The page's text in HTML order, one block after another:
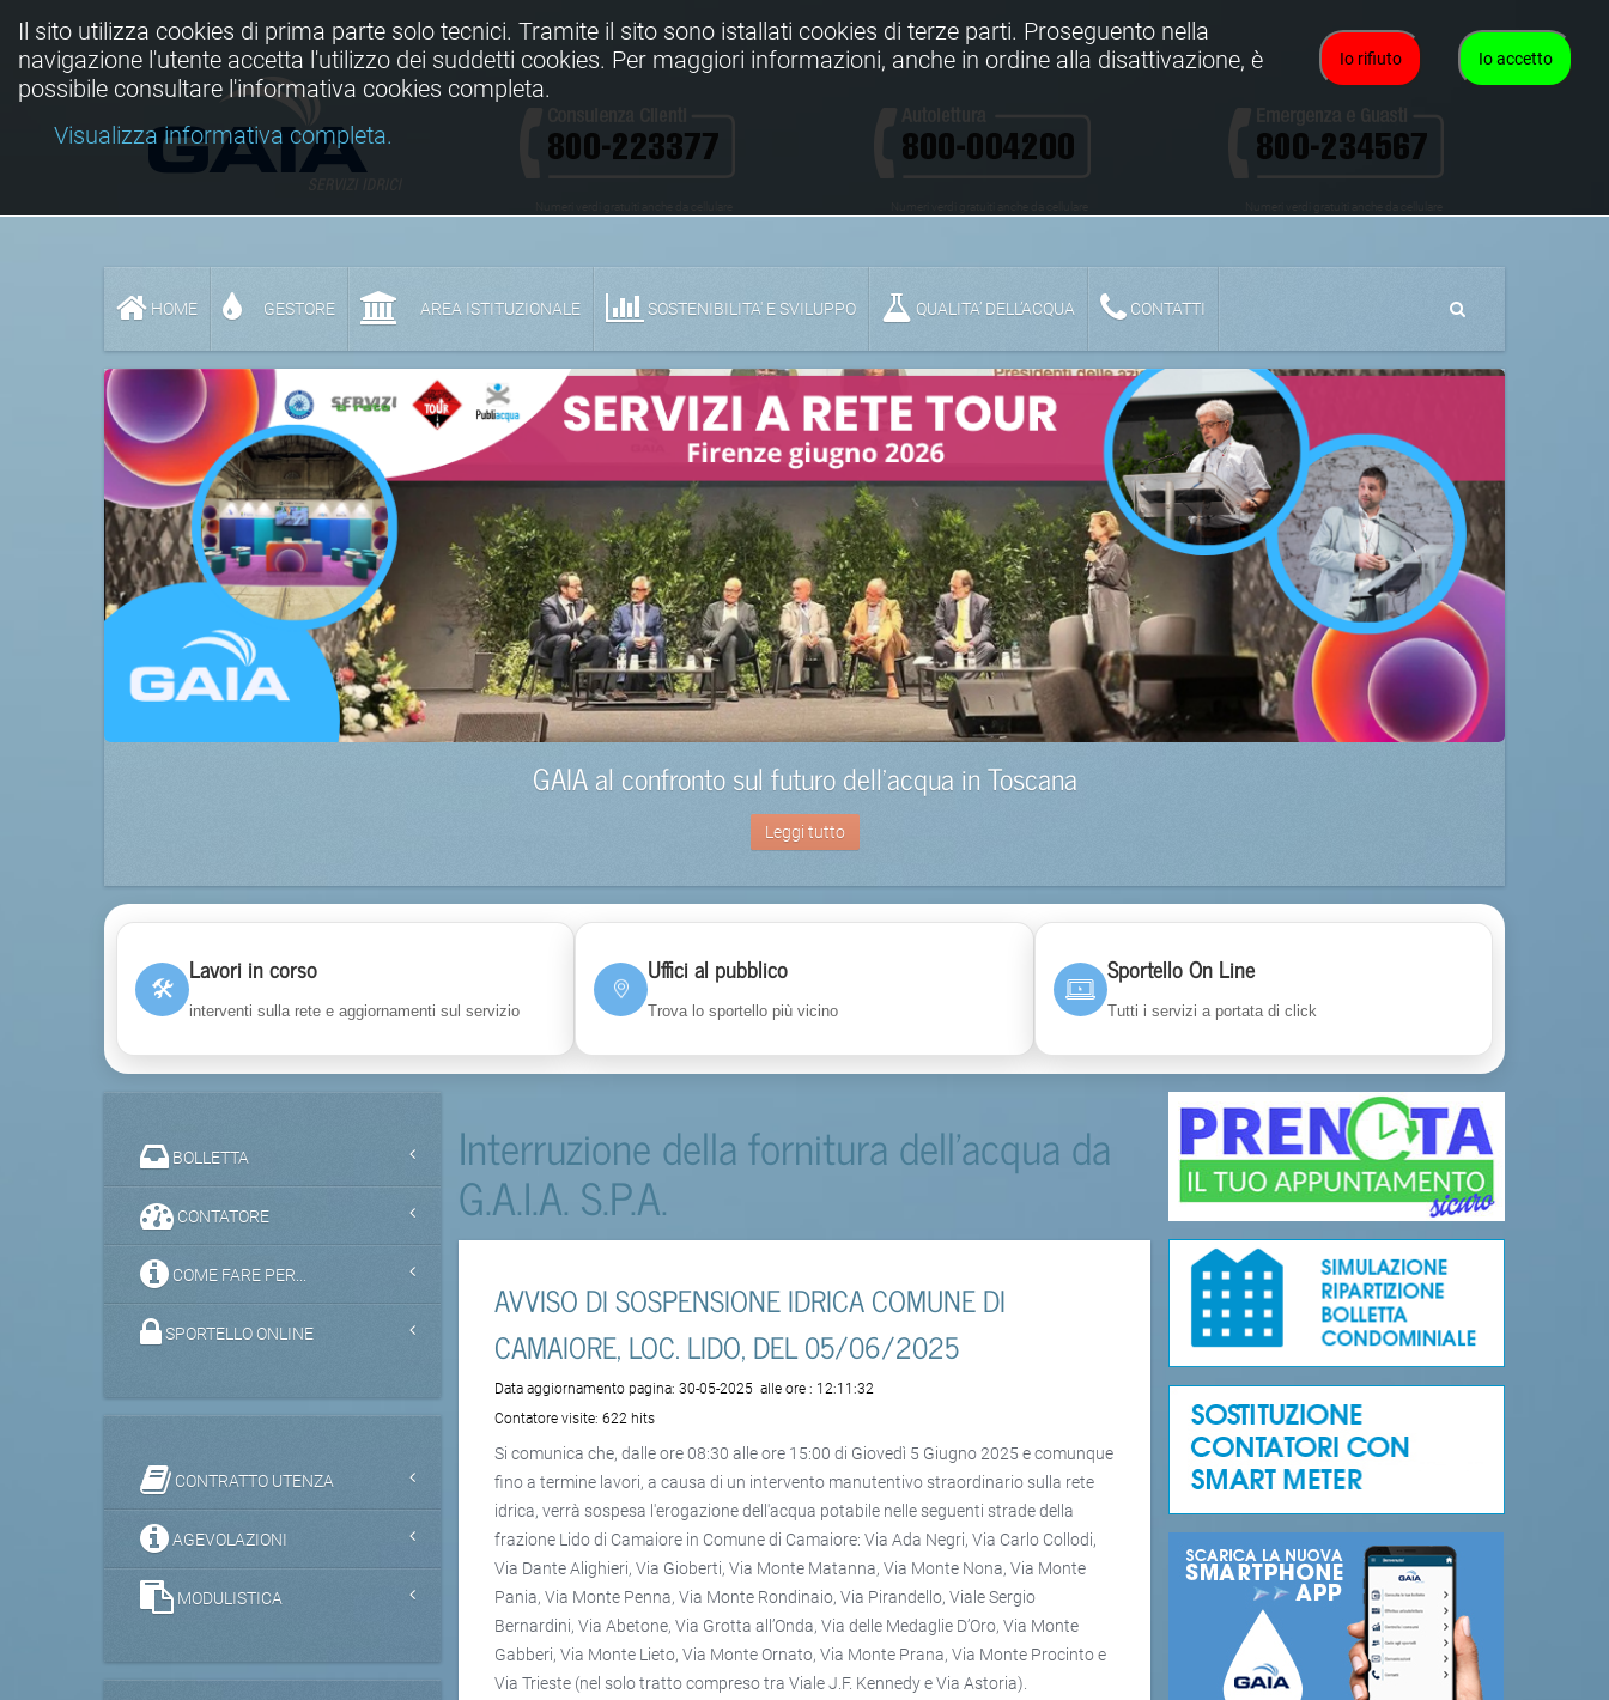
Numeri verdi gratuiti anche da cellulare
HOME GESTORE AREA ISTITUZIONALE SOSTENIBILITA' E SVILUPPO QUALITA’ DELL’ACQUA CONTATTI
GAIA al confronto sul futuro dell’acqua in Toscana
Leggi tutto
🛠
Lavori in corso
interventi sulla rete e aggiornamenti sul servizio
Uffici al pubblico
Trova lo sportello più vicino
Sportello On Line
Tutti i servizi a portata di click
Interruzione della fornitura dell'acqua da
G.A.I.A. S.P.A.
AVVISO DI SOSPENSIONE IDRICA COMUNE DI
CAMAIORE, LOC. LIDO, DEL 05/06/2025
Data aggiornamento pagina:30-05-2025 alle ore : 12:11:32
Contatore visite:622 hits
Si comunica che, dalle ore 08:30 alle ore 15:00 di Giovedì 5 Giugno 2025 e comunque
fino a termine lavori, a causa di un intervento manutentivo straordinario sulla rete
idrica, verrà sospesa l'erogazione dell'acqua potabile nelle seguenti strade della
frazione Lido di Camaiore in Comune di Camaiore: Via Ada Negri, Via Carlo Collodi,
Via Dante Alighieri, Via Gioberti, Via Monte Matanna, Via Monte Nona, Via Monte
Pania, Via Monte Penna, Via Monte Rondinaio, Via Pirandello, Viale Sergio
Bernardini, Via Abetone, Via Grotta all’Onda, Via delle Medaglie D’Oro, Via Monte
Gabberi, Via Monte Lieto, Via Monte Ornato, Via Monte Prana, Via Monte Procinto e
Via Trieste (nel solo tratto compreso tra Viale J.F. Kennedy e Via Astoria).
BOLLETTA
CONTATORE
COME FARE PER...
SPORTELLO ONLINE
CONTRATTO UTENZA
AGEVOLAZIONI
MODULISTICA
Io accetto
Io rifiuto
Il sito utilizza cookies di prima parte solo tecnici. Tramite il sito sono istallati cookies di terze parti. Proseguento nella
navigazione l'utente accetta l'utilizzo dei suddetti cookies. Per maggiori informazioni, anche in ordine alla disattivazione, è
possibile consultare l'informativa cookies completa.
Visualizza informativa completa.